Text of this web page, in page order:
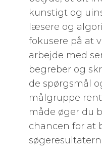
kunstigt og
læsere og
fokusere på at
arbejde med
begreber og
de spørgsmål
målgruppe
måde øger du
chancen for at